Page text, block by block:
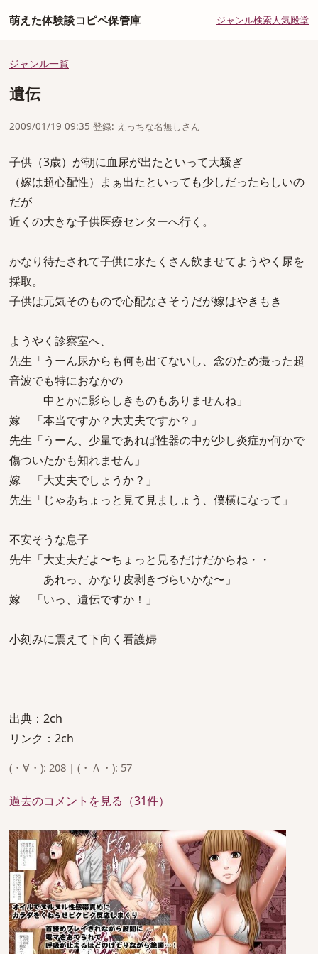
萌えた体験談コピペ保管庫 ジャンル検索人気殿堂
ジャンル一覧
遺伝
2009/01/19 09:35 登録: えっちな名無しさん
子供（3歳）が朝に血尿が出たといって大騒ぎ
（嫁は超心配性）まぁ出たといっても少しだったらしいの
だが
近くの大きな子供医療センターへ行く。
かなり待たされて子供に水たくさん飲ませてようやく尿を
採取。
子供は元気そのもので心配なさそうだが嫁はやきもき
ようやく診察室へ、
先生「うーん尿からも何も出てないし、念のため撮った超
音波でも特におなかの
中とかに影らしきものもありませんね」
嫁 「本当ですか？大丈夫ですか？」
先生「うーん、少量であれば性器の中が少し炎症か何かで
傷ついたかも知れません」
嫁 「大丈夫でしょうか？」
先生「じゃあちょっと見て見ましょう、僕横になって」
不安そうな息子
先生「大丈夫だよ〜ちょっと見るだけだからね・・
あれっ、かなり皮剥きづらいかな〜」
嫁 「いっ、遺伝ですか！」
小刻みに震えて下向く看護婦
出典：2ch
リンク：2ch
(・∀・): 208 | (・Ａ・): 57
過去のコメントを見る（31件）